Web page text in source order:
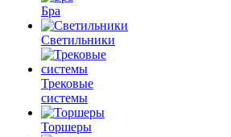
Бра
Светильники
Трековые
системы
Торшеры